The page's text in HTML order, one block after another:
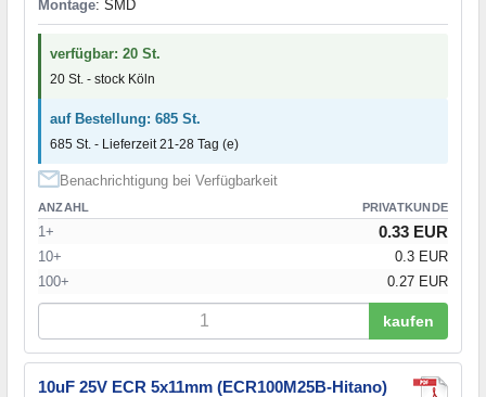
Montage: SMD
verfügbar: 20 St.
20 St. - stock Köln
auf Bestellung: 685 St.
685 St. - Lieferzeit 21-28 Tag (e)
Benachrichtigung bei Verfügbarkeit
ANZAHL PRIVATKUNDE
1+ 0.33 EUR
10+
0.3 EUR
100+
0.27 EUR
kaufen
10uF 25V ECR 5x11mm (ECR100M25B-Hitano)